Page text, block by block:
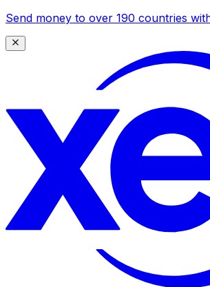
Send money to over 190 countries